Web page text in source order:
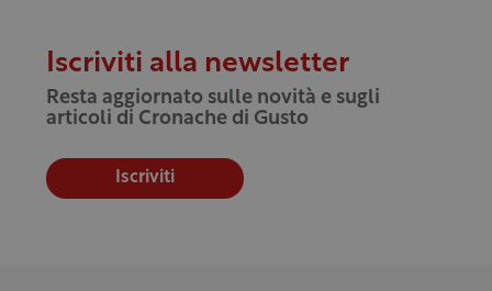
Iscriviti alla newsletter
Resta aggiornato sulle novità e sugli
articoli di Cronache di Gusto
Iscriviti